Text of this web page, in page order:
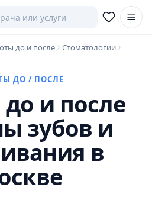
до и после Стоматологии
ДО / ПОСЛЕ
и после
зубов и
в